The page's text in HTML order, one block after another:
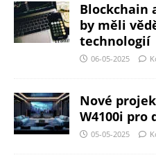
Blockchain
by měli
technologií
06-05-2025
Nové
W4100i pro
05-05-2025